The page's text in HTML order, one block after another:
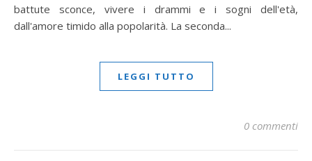
battute sconce, vivere i drammi e i sogni dell'età,
dall'amore timido alla popolarità. La seconda...
LEGGI TUTTO
0 commenti